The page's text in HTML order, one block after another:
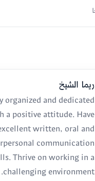
ريما الشيخ
organized and dedicated
a positive attitude. Have
written, oral and
communication
Thrive on working in a
challenging environment.